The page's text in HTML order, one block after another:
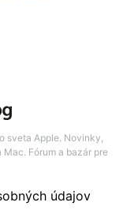
sveta Apple. Novinky,
Fórum a bazár pre
údajov